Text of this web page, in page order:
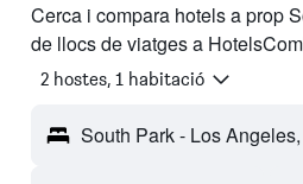
Cerca i compara hotels a prop
de llocs de viatges a
2 hostes, 1 habitació
South Park - Los